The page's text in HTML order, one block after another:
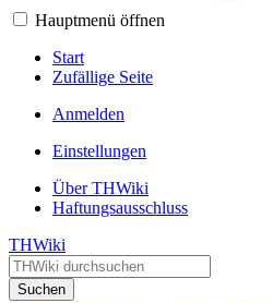
Hauptmenü öffnen
Start
Zufällige Seite
Anmelden
Einstellungen
Über THWiki
Haftungsausschluss
THWiki
Suchen